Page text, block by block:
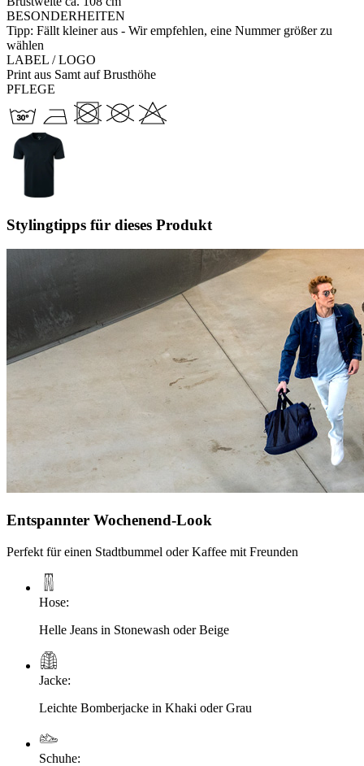
BESONDERHEITEN
Tipp: Fällt kleiner aus - Wir empfehlen, eine Nummer größer zu
wählen
LABEL / LOGO
Print aus Samt auf Brusthöhe
PFLEGE
Stylingtipps für dieses Produkt
Entspannter Wochenend-Look
Perfekt für einen Stadtbummel oder Kaffee mit Freunden
Hose:
Helle Jeans in Stonewash oder Beige
Jacke:
Leichte Bomberjacke in Khaki oder Grau
Schuhe: